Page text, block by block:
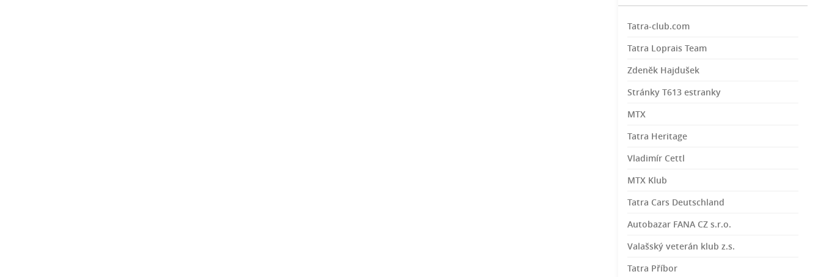
Tatra-club.com
Tatra Loprais Team
Zdeněk Hajdušek
Stránky T613 estranky
MTX
Tatra Heritage
Vladimír Cettl
MTX Klub
Tatra Cars Deutschland
Autobazar FANA CZ s.r.o.
Valašský veterán klub z.s.
Tatra Příbor